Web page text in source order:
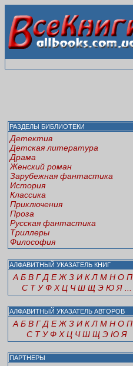
РАЗДЕЛЫ БИБЛИОТЕКИ
Детектив
Детская литература
Драма
Женский роман
Зарубежная фантастика
История
Классика
Приключения
Проза
Русская фантастика
Триллеры
Философия
АЛФАВИТНЫЙ УКАЗАТЕЛЬ КНИГ
А Б В Г Д Е Ж З И К Л М Н О П
С Т У Ф Х Ц Ч Ш Щ Э Ю Я
АЛФАВИТНЫЙ УКАЗАТЕЛЬ АВТОРОВ
А Б В Г Д Е Ж З И К Л М Н О П
С Т У Ф Х Ц Ч Ш Щ Э Ю Я
ПАРТНЕРЫ